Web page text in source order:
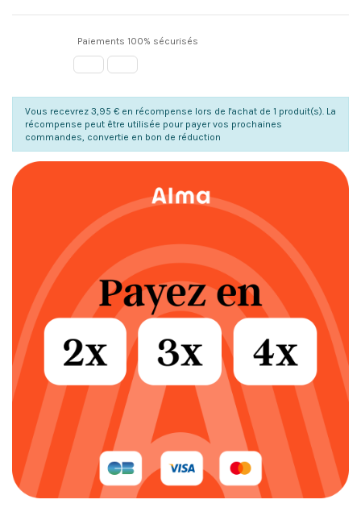
Paiements 100% sécurisés
Vous recevrez 3,95 € en récompense lors de l'achat de 1 produit(s). La
récompense peut être utilisée pour payer vos prochaines
commandes, convertie en bon de réduction